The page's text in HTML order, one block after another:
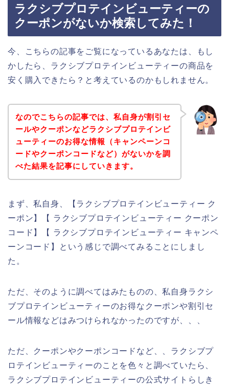
ラクシブプロテインビューティーの
クーポンがないか検索してみた！
今、こちらの記事をご覧になっているあなたは、もし
かしたら、ラクシブプロテインビューティーの商品を
安く購入できたら？と考えているのかもしれません。
なのでこちらの記事では、私自身が割引セ
ールやクーポンなどラクシブプロテインビ
ューティーのお得な情報（キャンペーンコ
ードやクーポンコードなど）がないかを調
べた結果を記事にしていきます。
まず、私自身、【ラクシブプロテインビューティー ク
ーポン】【 ラクシブプロテインビューティー クーポン
コード】【 ラクシブプロテインビューティー キャンペ
ーンコード】という感じで調べてみることにしまし
た。
ただ、そのように調べてはみたものの、私自身ラクシ
ブプロテインビューティーのお得なクーポンや割引セ
ール情報などはみつけられなかったのですが、、、
ただ、クーポンやクーポンコードなど、、ラクシブプ
ロテインビューティーのことを色々と調べていたら、
ラクシブプロテインビューティーの公式サイトらしき